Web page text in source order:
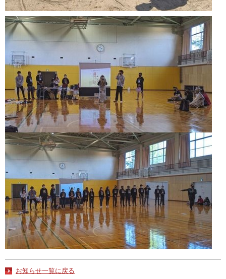
お知らせ一覧に戻る